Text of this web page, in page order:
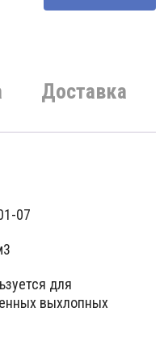
Доставка
07
для
выхлопных